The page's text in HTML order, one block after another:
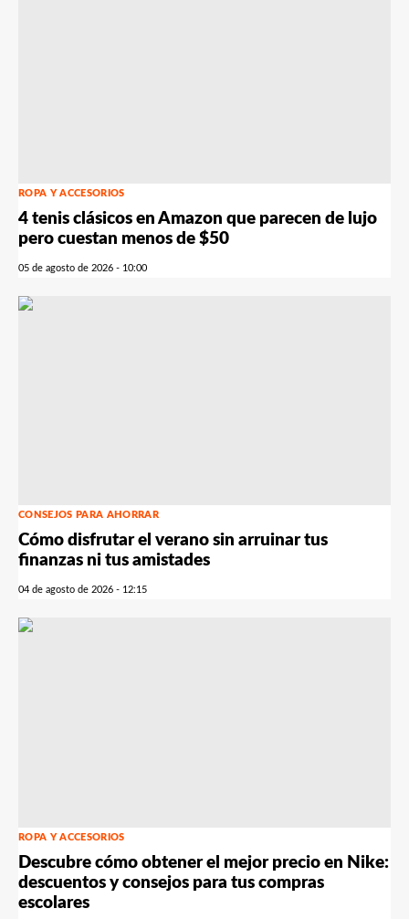
ROPA Y ACCESORIOS
4 tenis clásicos en Amazon que parecen de lujo
pero cuestan menos de $50
05 de agosto de 2026 - 10:00
CONSEJOS PARA AHORRAR
Cómo disfrutar el verano sin arruinar tus
finanzas ni tus amistades
04 de agosto de 2026 - 12:15
ROPA Y ACCESORIOS
Descubre cómo obtener el mejor precio en Nike:
descuentos y consejos para tus compras
escolares